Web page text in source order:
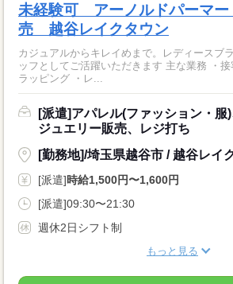
未経験可 アーノルドパーマ
売 越谷レイクタウン
カジュアルからキレイめまで。レディースブ
ッフとしてご活躍いただきます 主な業務 ・接
ラッピング ・レ...
[派遣]アパレル(ファッション・服
ジュエリー販売、レジ打ち
[勤務地]/埼玉県越谷市 / 越谷レイ
[派遣]時給1,500円〜1,600円
[派遣]09:30〜21:30
週休2日シフト制
もっと見る